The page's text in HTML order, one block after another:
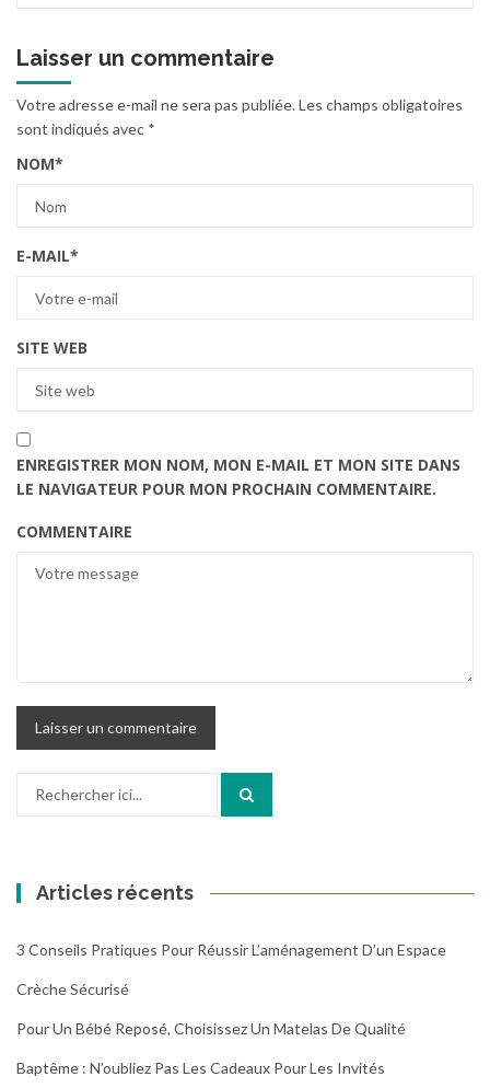
Laisser un commentaire
Votre adresse e-mail ne sera pas publiée.Les champs obligatoires
sont indiqués avec *
NOM*
E-MAIL*
SITE WEB
ENREGISTRER MON NOM, MON E-MAIL ET MON SITE DANS
LE NAVIGATEUR POUR MON PROCHAIN COMMENTAIRE.
COMMENTAIRE
Articles récents
3 Conseils Pratiques Pour Réussir L’aménagement D’un Espace
Crèche Sécurisé
Pour Un Bébé Reposé, Choisissez Un Matelas De Qualité
Baptême : N’oubliez Pas Les Cadeaux Pour Les Invités